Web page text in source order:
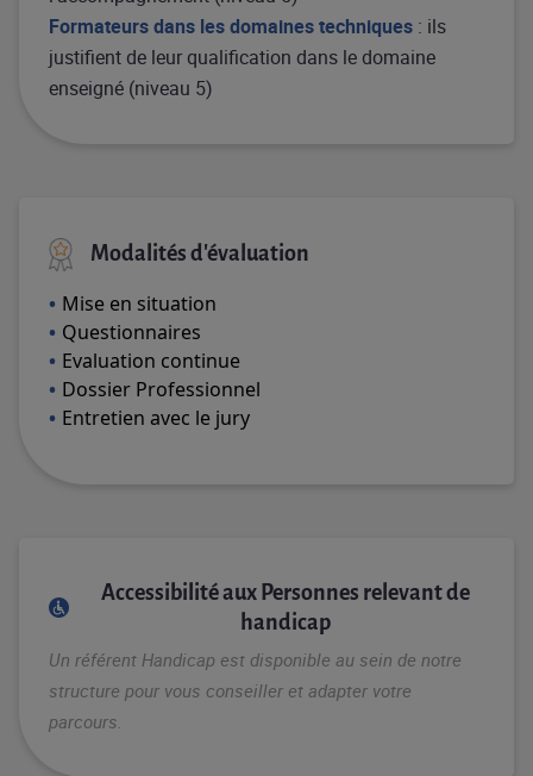
Formateurs dans les domaines techniques : ils
justifient de leur qualification dans le domaine
enseigné (niveau 5)
Modalités d'évaluation
Mise en situation
Questionnaires
Evaluation continue
Dossier Professionnel
Entretien avec le jury
Accessibilité aux Personnes relevant de
handicap
Un référent Handicap est disponible au sein de notre
structure pour vous conseiller et adapter votre
parcours.